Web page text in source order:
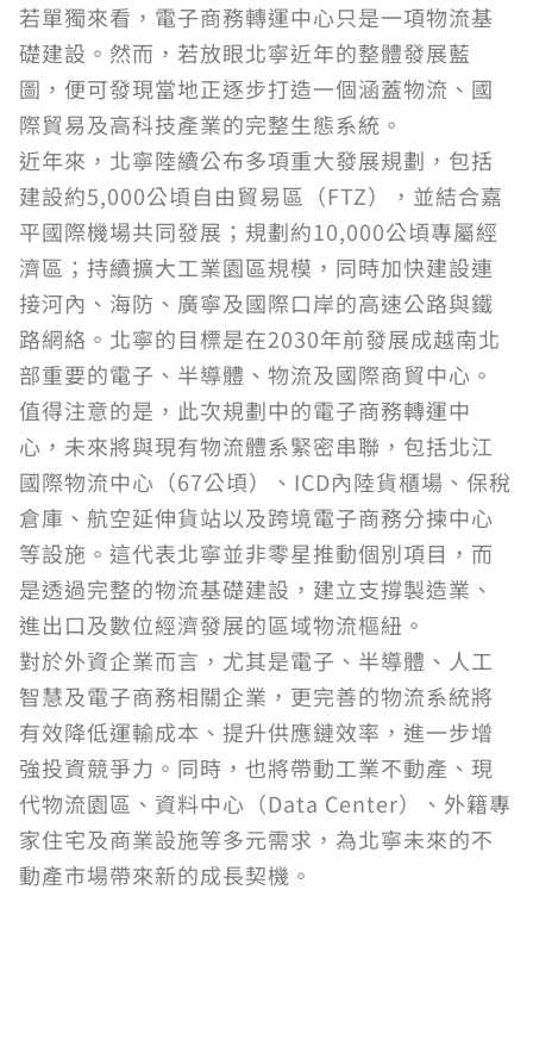
若單獨來看，電子商務轉運中心只是一項物流基
礎建設。然而，若放眼北寧近年的整體發展藍
圖，便可發現當地正逐步打造一個涵蓋物流、國
際貿易及高科技產業的完整生態系統。
近年來，北寧陸續公布多項重大發展規劃，包括
建設約5,000公頃自由貿易區（FTZ），並結合嘉
平國際機場共同發展；規劃約10,000公頃專屬經
濟區；持續擴大工業園區規模，同時加快建設連
接河內、海防、廣寧及國際口岸的高速公路與鐵
路網絡。北寧的目標是在2030年前發展成越南北
部重要的電子、半導體、物流及國際商貿中心。
值得注意的是，此次規劃中的電子商務轉運中
心，未來將與現有物流體系緊密串聯，包括北江
國際物流中心（67公頃）、ICD內陸貨櫃場、保稅
倉庫、航空延伸貨站以及跨境電子商務分揀中心
等設施。這代表北寧並非零星推動個別項目，而
是透過完整的物流基礎建設，建立支撐製造業、
進出口及數位經濟發展的區域物流樞紐。
對於外資企業而言，尤其是電子、半導體、人工
智慧及電子商務相關企業，更完善的物流系統將
有效降低運輸成本、提升供應鏈效率，進一步增
強投資競爭力。同時，也將帶動工業不動產、現
代物流園區、資料中心（Data Center）、外籍專
家住宅及商業設施等多元需求，為北寧未來的不
動產市場帶來新的成長契機。